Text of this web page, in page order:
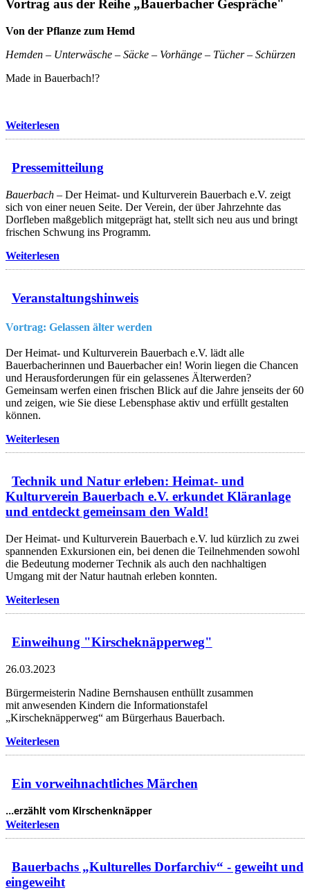
Vortrag aus der Reihe „Bauerbacher Gespräche"
Von der Pflanze zum Hemd
Hemden – Unterwäsche – Säcke – Vorhänge – Tücher – Schürzen
Made in Bauerbach!?
Weiterlesen
Pressemitteilung
Bauerbach – Der Heimat- und Kulturverein Bauerbach e.V. zeigt
sich von einer neuen Seite. Der Verein, der über Jahrzehnte das
Dorfleben maßgeblich mitgeprägt hat, stellt sich neu aus und bringt
frischen Schwung ins Programm.
Weiterlesen
Veranstaltungshinweis
Vortrag: Gelassen älter werden
Der Heimat- und Kulturverein Bauerbach e.V. lädt alle
Bauerbacherinnen und Bauerbacher ein! Worin liegen die Chancen
und Herausforderungen für ein gelassenes Älterwerden?
Gemeinsam werfen einen frischen Blick auf die Jahre jenseits der 60
und zeigen, wie Sie diese Lebensphase aktiv und erfüllt gestalten
können.
Weiterlesen
Technik und Natur erleben: Heimat- und
Kulturverein Bauerbach e.V. erkundet Kläranlage
und entdeckt gemeinsam den Wald!
Der Heimat- und Kulturverein Bauerbach e.V. lud kürzlich zu zwei
spannenden Exkursionen ein, bei denen die Teilnehmenden sowohl
die Bedeutung moderner Technik als auch den nachhaltigen
Umgang mit der Natur hautnah erleben konnten.
Weiterlesen
Einweihung "Kirscheknäpperweg"
26.03.2023
Bürgermeisterin Nadine Bernshausen enthüllt zusammen
mit anwesenden Kindern die Informationstafel
„Kirscheknäpperweg“ am Bürgerhaus Bauerbach.
Weiterlesen
Ein vorweihnachtliches Märchen
...erzählt vom Kirschenknäpper
Weiterlesen
Bauerbachs „Kulturelles Dorfarchiv“ - geweiht und
eingeweiht